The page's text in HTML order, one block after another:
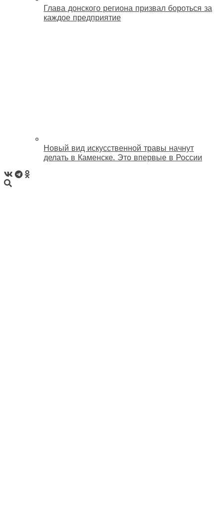
Глава донского региона призвал бороться за
каждое предприятие
Новый вид искусственной травы начнут
делать в Каменске. Это впервые в России